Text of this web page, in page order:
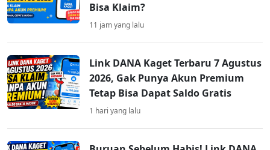
Bisa Klaim?
11 jam yang lalu
Link DANA Kaget Terbaru 7 Agustus
2026, Gak Punya Akun Premium
Tetap Bisa Dapat Saldo Gratis
1 hari yang lalu